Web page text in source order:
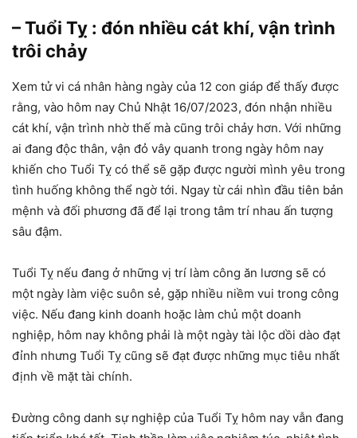
– Tuổi Tỵ : đón nhiều cát khí, vận trình
trôi chảy
Xem tử vi cá nhân hàng ngày của 12 con giáp để thấy được
rằng, vào hôm nay Chủ Nhật 16/07/2023, đón nhận nhiều
cát khí, vận trình nhờ thế mà cũng trôi chảy hơn. Với những
ai đang độc thân, vận đỏ vây quanh trong ngày hôm nay
khiến cho Tuổi Tỵ có thể sẽ gặp được người mình yêu trong
tình huống không thể ngờ tới. Ngay từ cái nhìn đầu tiên bản
mệnh và đối phương đã để lại trong tâm trí nhau ấn tượng
sâu đậm.
Tuổi Tỵ nếu đang ở những vị trí làm công ăn lương sẽ có
một ngày làm việc suôn sẻ, gặp nhiều niềm vui trong công
việc. Nếu đang kinh doanh hoặc làm chủ một doanh
nghiệp, hôm nay không phải là một ngày tài lộc dồi dào đạt
đỉnh nhưng Tuổi Tỵ cũng sẽ đạt được những mục tiêu nhất
định về mặt tài chính.
Đường công danh sự nghiệp của Tuổi Tỵ hôm nay vẫn đang